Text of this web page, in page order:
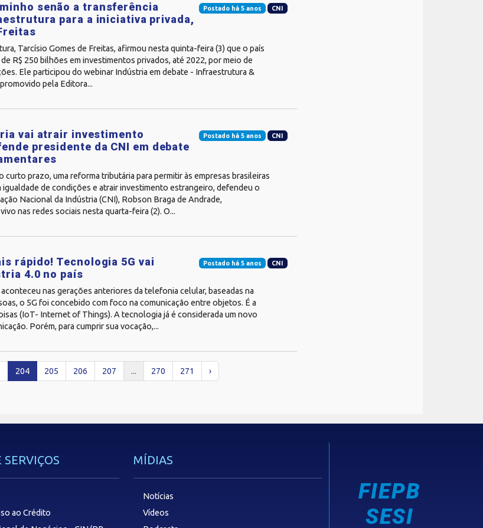
Postado há 5 anos CNI
senão a transferência
para a iniciativa privada,
Tarcísio Gomes de Freitas, afirmou nesta quinta-feira (3) que o país
R$ 250 bilhões em investimentos privados, até 2022, por meio de
Ele participou do webinar Indústria em debate - Infraestrutura &
pela Editora...
Postado há 5 anos CNI
vai atrair investimento
presidente da CNI em debate
curto prazo, uma reforma tributária para permitir às empresas brasileiras
de condições e atrair investimento estrangeiro, defendeu o
Nacional da Indústria (CNI), Robson Braga de Andrade,
nas redes sociais nesta quarta-feira (2). O...
Postado há 5 anos CNI
rápido! Tecnologia 5G vai
4.0 no país
nas gerações anteriores da telefonia celular, baseadas na
o 5G foi concebido com foco na comunicação entre objetos. É a
(IoT- Internet of Things). A tecnologia já é considerada um novo
Porém, para cumprir sua vocação,...
204 205 206 207 ... 270 271 ›
SERVIÇOS
ao Crédito
MÍDIAS
Notícias
Vídeos
FIEPB
SESI